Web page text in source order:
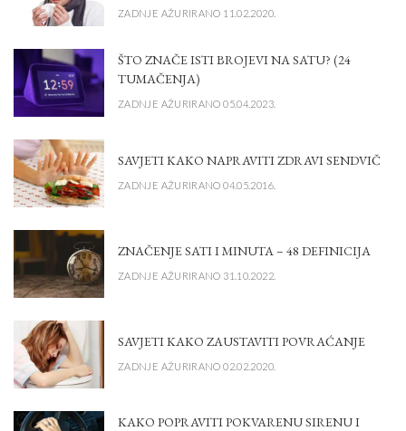
ZADNJE AŽURIRANO 11.02.2020.
ŠTO ZNAČE ISTI BROJEVI NA SATU? (24
TUMAČENJA)
ZADNJE AŽURIRANO 05.04.2023.
SAVJETI KAKO NAPRAVITI ZDRAVI SENDVIČ
ZADNJE AŽURIRANO 04.05.2016.
ZNAČENJE SATI I MINUTA – 48 DEFINICIJA
ZADNJE AŽURIRANO 31.10.2022.
SAVJETI KAKO ZAUSTAVITI POVRAĆANJE
ZADNJE AŽURIRANO 02.02.2020.
KAKO POPRAVITI POKVARENU SIRENU I